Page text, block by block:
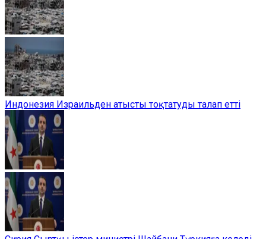
Индонезия Израильден атысты тоқтатуды талап етті